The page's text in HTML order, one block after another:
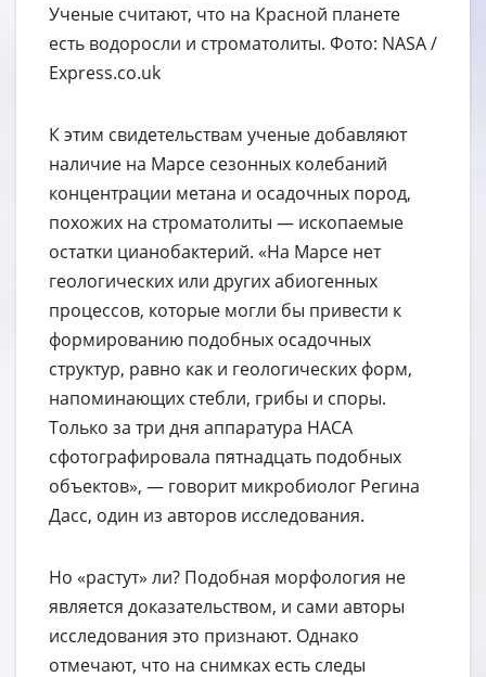
Ученые считают, что на Красной планете
есть водоросли и строматолиты. Фото: NASA /
Express.co.uk
К этим свидетельствам ученые добавляют
наличие на Марсе сезонных колебаний
концентрации метана и осадочных пород,
похожих на строматолиты — ископаемые
остатки цианобактерий. «На Марсе нет
геологических или других абиогенных
процессов, которые могли бы привести к
формированию подобных осадочных
структур, равно как и геологических форм,
напоминающих стебли, грибы и споры.
Только за три дня аппаратура НАСА
сфотографировала пятнадцать подобных
объектов», — говорит микробиолог Регина
Дасс, один из авторов исследования.
Но «растут» ли? Подобная морфология не
является доказательством, и сами авторы
исследования это признают. Однако
отмечают, что на снимках есть следы